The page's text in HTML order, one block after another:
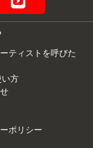
ティストを呼びた
い方
ポリシー